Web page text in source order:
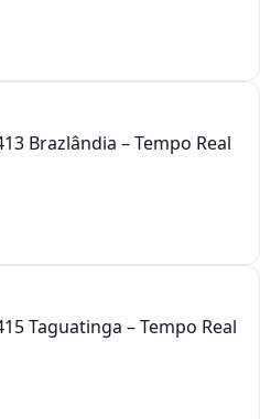
Brazlândia – Tempo Real
Taguatinga – Tempo Real